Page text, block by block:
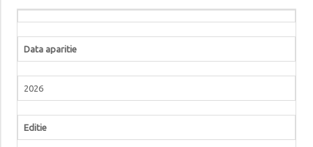
Data aparitie
2026
Editie